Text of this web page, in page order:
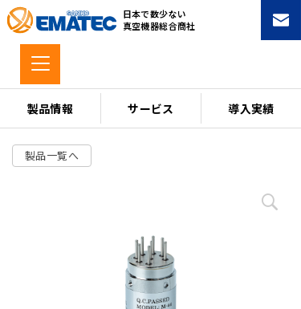
コ
ン
ツ
ス
キ
ッ
日本で数少ない
真空機器総合商社
製品情報 サービス 導入実績
製品一覧へ